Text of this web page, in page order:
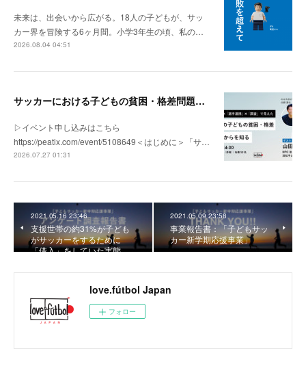
未来は、出会いから広がる。18人の子どもが、サッ
カー界を冒険する6ヶ月間。小学3年生の頃、私の…
2026.08.04 04:51
サッカーにおける子どもの貧困・格差問題の現状 | 「社会とサッカー」vol.1
▷イベント申し込みはこちら
https://peatix.com/event/5108649＜はじめに＞「サ…
2026.07.27 01:31
2021.05.16 23:46
支援世帯の約31%が子ども
がサッカーをするために
「借入」をしていた実態…
2021.05.09 23:58
事業報告書：「子どもサッ
カー新学期応援事業」
love.fútbol Japan
フォロー